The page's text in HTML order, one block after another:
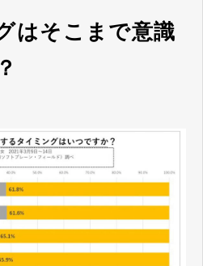
はそこまで意識